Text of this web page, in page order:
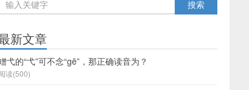
新文章
弋的“弋”可不念“gē”，那正确读音为？
读(500)